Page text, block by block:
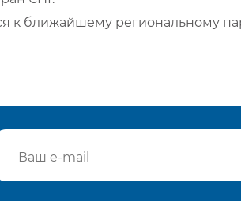
к ближайшему региональному